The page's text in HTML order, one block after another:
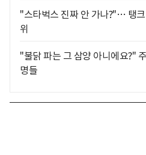
"스타벅스 진짜 안 가나?"… 탱
위
"불닭 파는 그 삼양 아니에요?"
명들